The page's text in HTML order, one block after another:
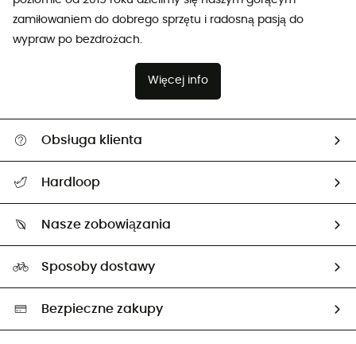
zamiłowaniem do dobrego sprzętu i radosną pasją do
wypraw po bezdrożach.
Więcej info
Obsługa klienta
Śledzenie przesyłki
Zwrot artykułów i zwrot środków
Hardloop
Ambasadorzy
Nasze zobowiązania
Neutralność węglowa
Wybrane produkty eko
Sposoby dostawy
Bezpieczne zakupy